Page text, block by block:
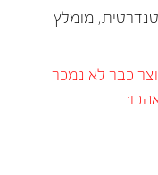
מומלץ
כבר לא נמכר